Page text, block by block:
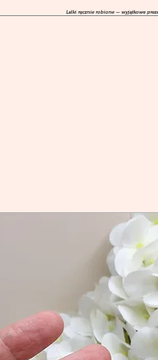
Lalki ręcznie robione — wyjątkowe